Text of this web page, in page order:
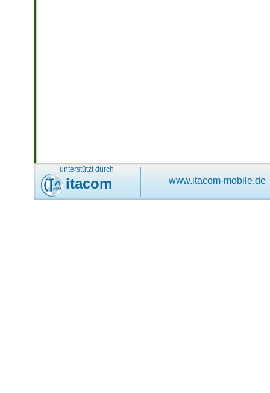
unterstützt durch
itacom www.itacom-mobile.de